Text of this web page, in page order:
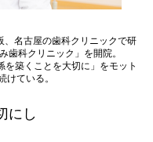
名古屋の歯科クリニックで研
歯科クリニック」を開院。
を築くことを大切に」をモット
けている。
にし